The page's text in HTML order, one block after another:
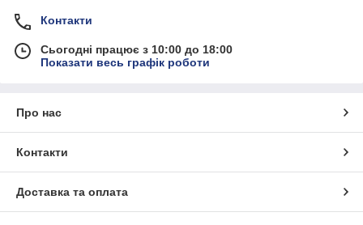
Контакти
Сьогодні працює з 10:00 до 18:00
Показати весь графік роботи
Про нас
Контакти
Доставка та оплата